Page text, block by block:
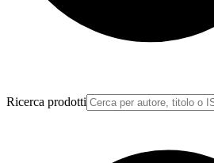
Ricerca prodotti